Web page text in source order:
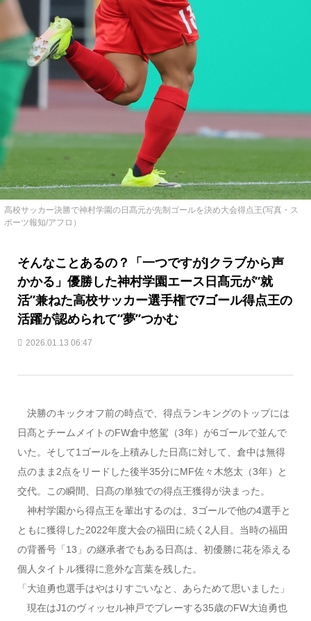
高校サッカー決勝で神村学園の日髙元が先制ゴールを決め大会得点王(写真・ス
ポーツ報知/アフロ）
そんなことあるの？「一つですがJクラブから声
かかる」優勝した神村学園エース日髙元が“就
活”兼ねた高校サッカー選手権で7ゴール得点王の
活躍が認められて“夢”つかむ
2026.01.13 06:47
決勝のキックオフ前の時点で、得点ランキングのトップには
日髙とチームメイトのFW倉中悠駕（3年）が6ゴールで並んで
いた。そして1ゴールを上積みした日髙に対して、倉中は無得
点のまま2点をリードした後半35分にMF佐々木悠太（3年）と
交代。この瞬間、日髙の単独での得点王獲得が決まった。
神村学園から得点王を輩出するのは、3ゴールで他の4選手と
ともに獲得した2022年度大会の福田に続く2人目。当時の福田
の背番号「13」の継承者でもある日髙は、初優勝に花を添える
個人タイトル獲得に意外な言葉を残した。
「大迫勇也選手はやはりすごいなと、あらためて思いました」
現在はJ1のヴィッセル神戸でプレーする35歳のFW大迫勇也